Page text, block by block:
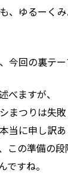
、ゆるーく
今回の裏テ
べますが、
まつりは失敗
に申し訳あ
この準備の
ですね。